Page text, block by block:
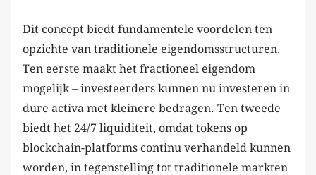
Dit concept biedt fundamentele voordelen ten
opzichte van traditionele eigendomsstructuren.
Ten eerste maakt het fractioneel eigendom
mogelijk – investeerders kunnen nu investeren in
dure activa met kleinere bedragen. Ten tweede
biedt het 24/7 liquiditeit, omdat tokens op
blockchain-platforms continu verhandeld kunnen
worden, in tegenstelling tot traditionele markten